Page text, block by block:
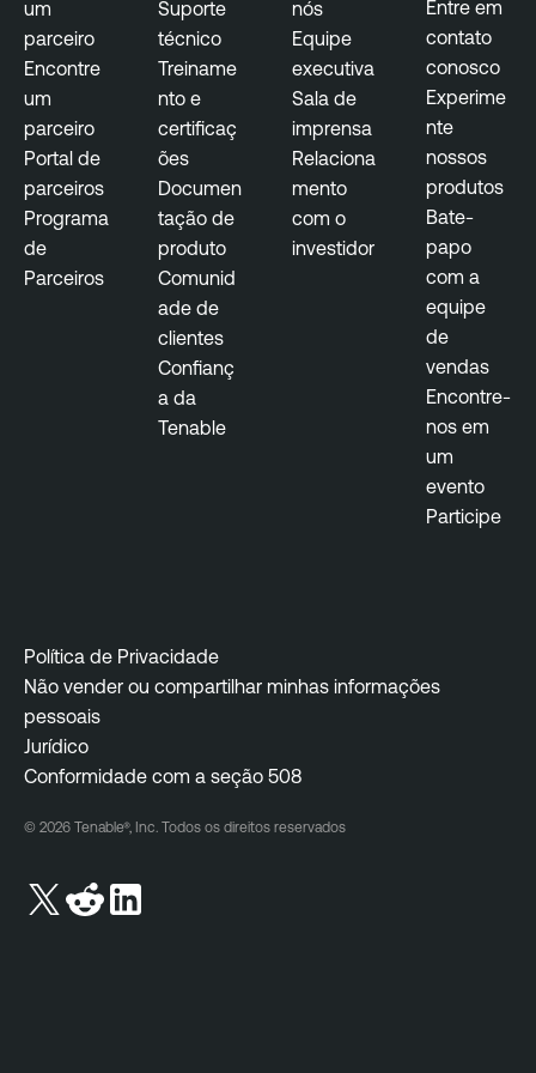
t
y
um
parceiro
Encontre
um
parceiro
Portal de
parceiros
Programa
de
Parceiros
Suporte
técnico
Treiname
nto e
certificaç
ões
Documen
tação de
produto
Comunid
ade de
clientes
Confianç
a da
Tenable
nós
Equipe
executiva
Sala de
imprensa
Relaciona
mento
com o
investidor
Entre em
contato
conosco
Experime
nte
nossos
produtos
Bate-
papo
com a
equipe
de
vendas
Encontre-
nos em
um
evento
Participe
Política de Privacidade
Não vender ou compartilhar minhas informações
pessoais
Jurídico
Conformidade com a seção 508
© 2026 Tenable®, Inc. Todos os direitos reservados